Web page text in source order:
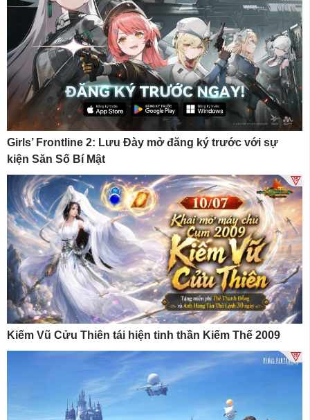
Girls’ Frontline 2: Lưu Đày mở đăng ký trước với sự
kiện Săn Số Bí Mật
Kiếm Vũ Cửu Thiên tái hiện tinh thần Kiếm Thế 2009